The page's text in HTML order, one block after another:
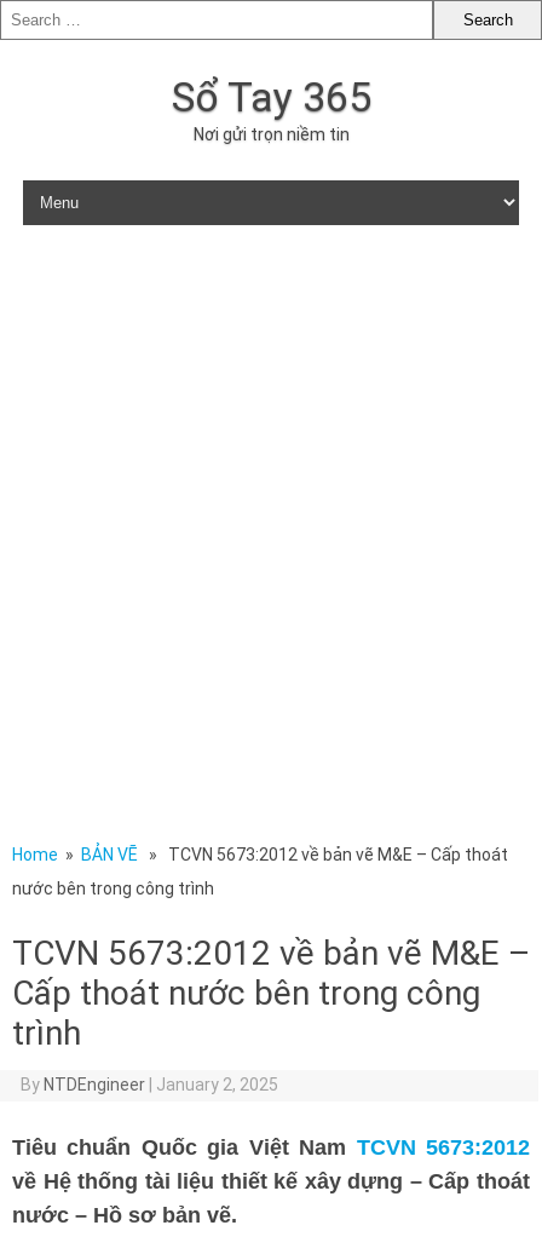
Sổ Tay 365
Nơi gửi trọn niềm tin
Skip to content
Home » BẢN VẼ » TCVN 5673:2012 về bản vẽ M&E – Cấp thoát
nước bên trong công trình
TCVN 5673:2012 về bản vẽ M&E –
Cấp thoát nước bên trong công
trình
ByNTDEngineer | January 2, 2025
Tiêu chuẩn Quốc gia Việt Nam TCVN 5673:2012
về Hệ thống tài liệu thiết kế xây dựng – Cấp thoát
nước – Hồ sơ bản vẽ.